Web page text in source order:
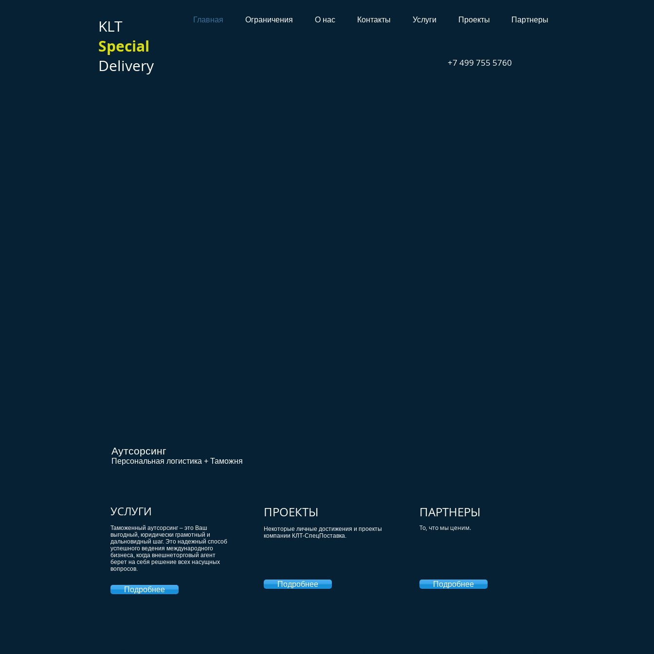
KLT
Special
Delivery
Главная Ограничения О нас Контакты Услуги Проекты Партнеры
+7 499 755 5760
Аутсорсинг
Персональная логистика + Таможня
УСЛУГИ
Таможенный аутсорсинг – это Ваш
выгодный, юридически грамотный и
дальновидный шаг. Это надежный способ
успешного ведения международного
бизнеса, когда внешнеторговый агент
берет на себя решение всех насущных
вопросов.
Подробнее
ПРОЕКТЫ
Некоторые личные достижения и проекты
компании КЛТ-СпецПоставка.
Подробнее
ПАРТНЕРЫ
То, что мы ценим.
Подробнее